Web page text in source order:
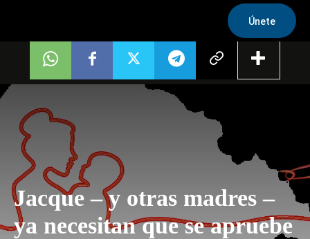
Únete
Jacque – y otras madres –
ya necesitan que se apruebe